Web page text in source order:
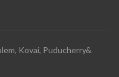
Kovai, Puducherry&